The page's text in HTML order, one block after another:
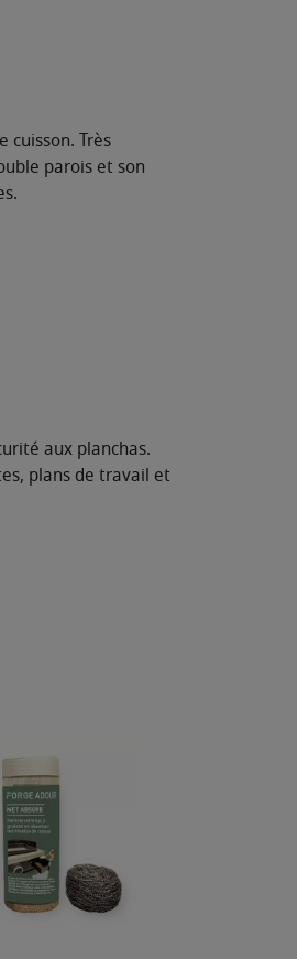
cuisson. Très
parois et son
aux planchas.
plans de travail et